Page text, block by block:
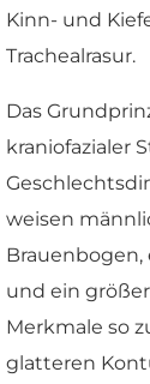
Kinn- und
Trachealrasur.
Das
kraniofazialer
weisen
und ein
Merkmale so
glatteren